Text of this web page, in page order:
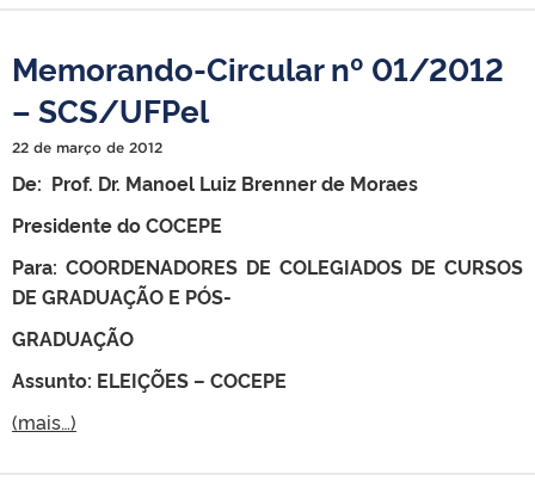
Memorando-Circular nº 01/2012
– SCS/UFPel
22 de março de 2012
De: Prof. Dr. Manoel Luiz Brenner de Moraes
Presidente do COCEPE
Para: COORDENADORES DE COLEGIADOS DE CURSOS
DE GRADUAÇÃO E PÓS-
GRADUAÇÃO
Assunto: ELEIÇÕES – COCEPE
(mais…)